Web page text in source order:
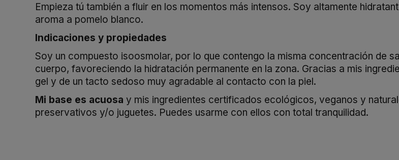
Empieza tú también a fluir en los momentos más intensos. Soy altamente
aroma a pomelo blanco.
Indicaciones y propiedades
Soy un compuesto isoosmolar, por lo que contengo la misma concentración de
cuerpo, favoreciendo la hidratación permanente en la zona. Gracias a mis
gel y de un tacto sedoso muy agradable al contacto con la piel.
Mi base es acuosa y mis ingredientes certificados ecológicos, veganos y
preservativos y/o juguetes. Puedes usarme con ellos con total tranquilidad.